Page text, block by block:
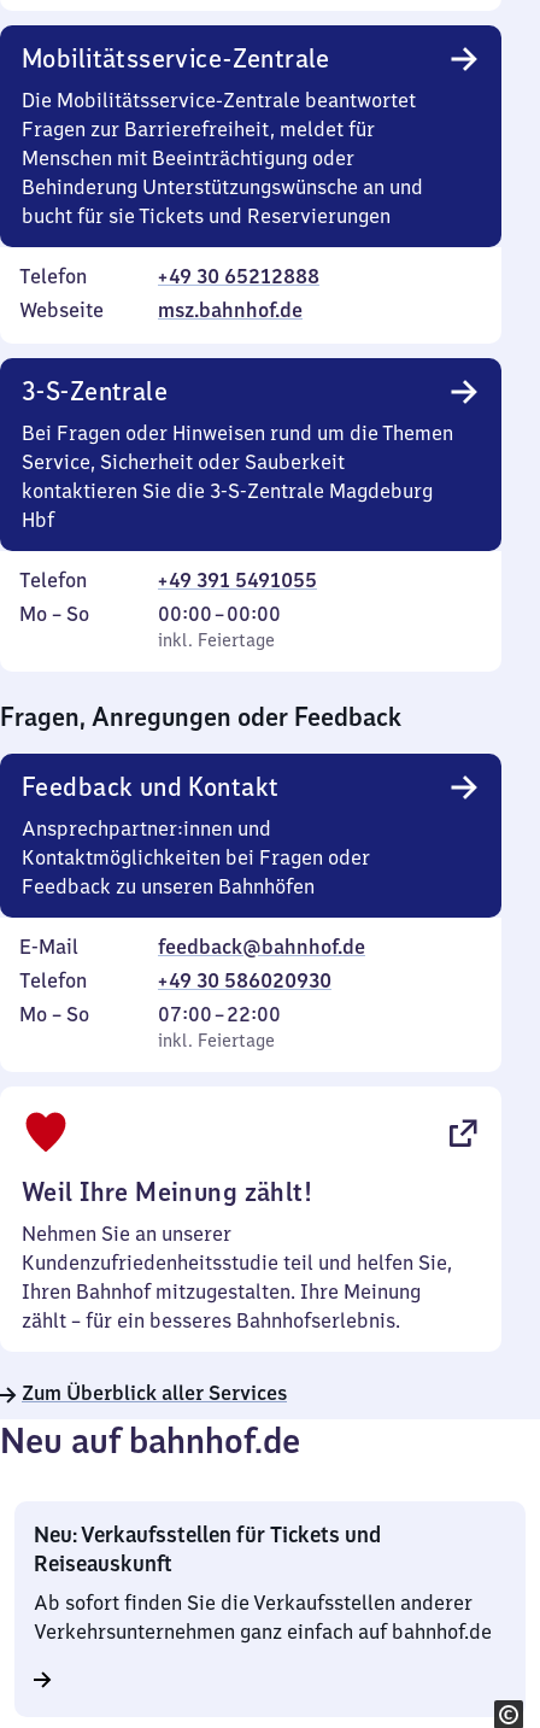
Mobilitätsservice-Zentrale
Die Mobilitätsservice-Zentrale beantwortet
Fragen zur Barrierefreiheit, meldet für
Menschen mit Beeinträchtigung oder
Behinderung Unterstützungswünsche an und
bucht für sie Tickets und Reservierungen
Telefon
+49 30 65212888
Webseite
msz.bahnhof.de
3-S-Zentrale
Bei Fragen oder Hinweisen rund um die Themen
Service, Sicherheit oder Sauberkeit
kontaktieren Sie die 3-S-Zentrale Magdeburg
Hbf
Telefon
+49 391 5491055
Montag
Mo – So,
inkl. Feiertage
00:00–00:00
Von
0
0
Uhr
inkl. Feiertage
Fragen, Anregungen oder Feedback
Feedback und Kontakt
Ansprechpartner:innen und
Kontaktmöglichkeiten bei Fragen oder
Feedback zu unseren Bahnhöfen
E-Mail
feedback@bahnhof.de
Telefon
+49 30 586020930
Montag
Mo – So,
inkl. Feiertage
07:00–22:00
Von
7
inkl. Feiertage
Weil Ihre Meinung zählt!
Nehmen Sie an unserer
Kundenzufriedenheitsstudie teil und helfen Sie,
Ihren Bahnhof mitzugestalten. Ihre Meinung
zählt – für ein besseres Bahnhofserlebnis.
Zum Überblick aller Services
Neu auf bahnhof.de
Neu: Verkaufsstellen für Tickets und
Reiseauskunft
Ab sofort finden Sie die Verkaufsstellen anderer
Verkehrsunternehmen ganz einfach auf bahnhof.de